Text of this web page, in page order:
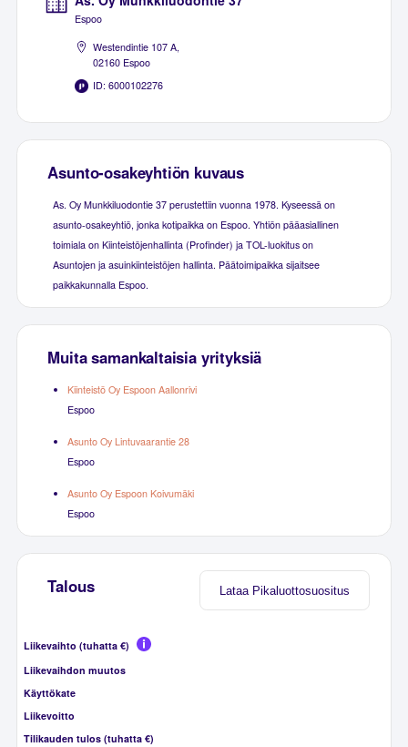
Espoo
Westendintie 107 A,
02160 Espoo
ID: 6000102276
Asunto-osakeyhtiön kuvaus
As. Oy Munkkiluodontie 37 perustettiin vuonna 1978. Kyseessä on
asunto-osakeyhtiö, jonka kotipaikka on Espoo. Yhtiön pääasiallinen
toimiala on Kiinteistöjenhallinta (Profinder) ja TOL-luokitus on
Asuntojen ja asuinkiinteistöjen hallinta. Päätoimipaikka sijaitsee
paikkakunnalla Espoo.
Muita samankaltaisia yrityksiä
Kiinteistö Oy Espoon Aallonrivi
Espoo
Asunto Oy Lintuvaarantie 28
Espoo
Asunto Oy Espoon Koivumäki
Espoo
Lataa Pikaluottosuositus
Talous
Liikevaihto (tuhatta €)
Liikevaihdon muutos
Käyttökate
Liikevoitto
Tilikauden tulos (tuhatta €)